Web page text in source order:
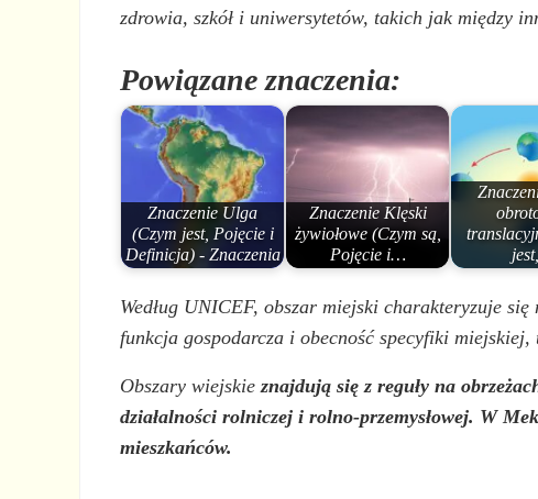
zdrowia, szkół i uniwersytetów, takich jak między
Powiązane znaczenia:
Znaczenie Ulga
(Czym jest, Pojęcie i
Definicja) - Znaczenia
Znaczenie Klęski
żywiołowe (Czym są,
Pojęcie i…
Według UNICEF, obszar miejski charakteryzuje
funkcja gospodarcza i obecność specyfiki
Obszary wiejskieznajdują się z reguły na
działalności rolniczej i rolno-przemysłowej. W
mieszkańców.